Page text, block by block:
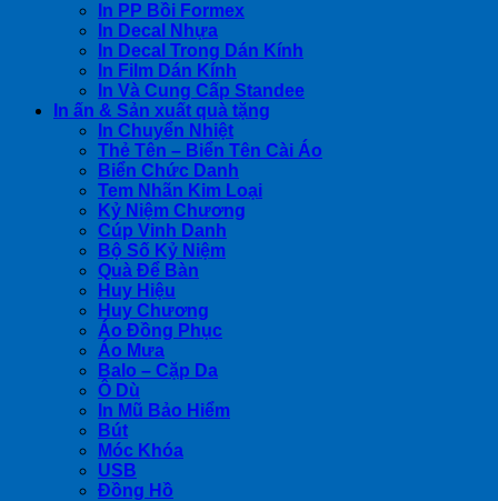
In PP Bồi Formex
In Decal Nhựa
In Decal Trong Dán Kính
In Film Dán Kính
In Và Cung Cấp Standee
In ấn & Sản xuất quà tặng
In Chuyển Nhiệt
Thẻ Tên – Biển Tên Cài Áo
Biển Chức Danh
Tem Nhãn Kim Loại
Kỷ Niệm Chương
Cúp Vinh Danh
Bộ Số Kỷ Niệm
Quà Để Bàn
Huy Hiệu
Huy Chương
Áo Đồng Phục
Áo Mưa
Balo – Cặp Da
Ô Dù
In Mũ Bảo Hiểm
Bút
Móc Khóa
USB
Đồng Hồ